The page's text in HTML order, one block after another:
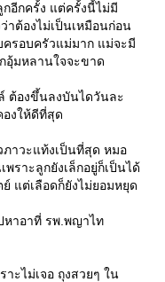
อีกครั้ง แต่ครั้งนี้ไม่มี
าต้องไม่เป็นเหมือนก่อน
รอบครัวแม่มาก แม่จะมี
อุ้มหลานใจจะขาด
ต้องขึ้นลงบันไดวันละ
งให้ดีที่สุด
าวะแท้งเป็นที่สุด หมอ
พราะลูกยังเล็กอยู่ก็เป็นได้
แต่เลือดก็ยังไม่ยอมหยุด
หาอาที่ รพ.พญาไท
ะไม่เจอ ถุงสวยๆ ใน